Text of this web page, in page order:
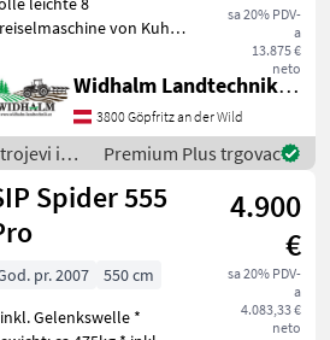
sa 20% PDV-
a
13.875 €
neto
von Kuhn (
Grenzstreueinrichtung,
DIGIDRIVE
Fingerklauenkupplung, 2
MADE
FRANCE
Widhalm Landtechnik GmbH
3800 Göpfritz an der Wild
i
za
i
/
Premium Plus trgovac
Spider 555
4.900
€
sa 20% PDV-
a
4.083,33 €
neto
pr. 2007
550 cm
Gelenkswelle *